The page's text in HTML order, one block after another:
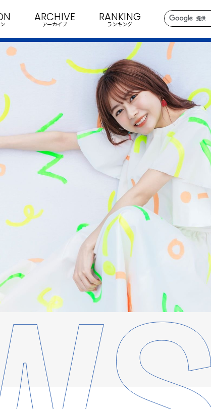
ARCHIVE
アーカイブ
RANKING
ランキング